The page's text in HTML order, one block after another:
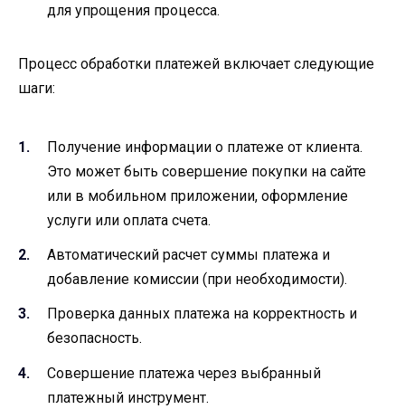
для упрощения процесса.
Процесс обработки платежей включает следующие
шаги:
Получение информации о платеже от клиента.
Это может быть совершение покупки на сайте
или в мобильном приложении, оформление
услуги или оплата счета.
Автоматический расчет суммы платежа и
добавление комиссии (при необходимости).
Проверка данных платежа на корректность и
безопасность.
Совершение платежа через выбранный
платежный инструмент.